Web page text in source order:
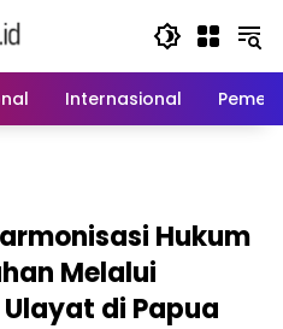
Internasional
Hukum
Melalui
di Papua